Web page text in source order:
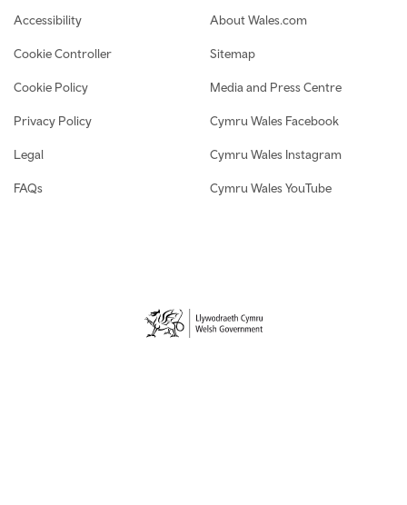
Footer navigation
Accessibility
Cookie Controller
Cookie Policy
Privacy Policy
Legal
FAQs
About Wales.com
Sitemap
Media and Press Centre
Cymru Wales Facebook
Cymru Wales Instagram
Cymru Wales YouTube